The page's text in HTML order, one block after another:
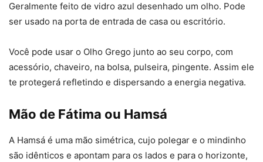
Geralmente feito de vidro azul desenhado um olho. Pode
ser usado na porta de entrada de casa ou escritório.
Você pode usar o Olho Grego junto ao seu corpo, com
acessório, chaveiro, na bolsa, pulseira, pingente. Assim ele
te protegerá refletindo e dispersando a energia negativa.
Mão de Fátima ou Hamsá
A Hamsá é uma mão simétrica, cujo polegar e o mindinho
são idênticos e apontam para os lados e para o horizonte,